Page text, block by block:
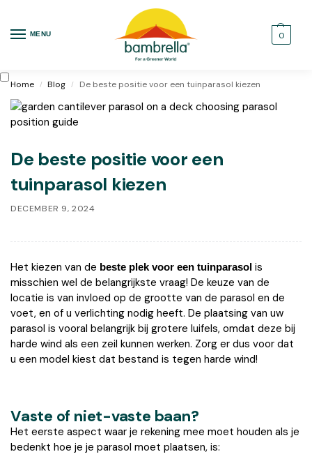
MENU 0
Home / Blog / De beste positie voor een tuinparasol kiezen
De beste positie voor een
tuinparasol kiezen
DECEMBER 9, 2024
Het kiezen van de beste plek voor een tuinparasol is
misschien wel de belangrijkste vraag! De keuze van de
locatie is van invloed op de grootte van de parasol en de
voet, en of u verlichting nodig heeft. De plaatsing van uw
parasol is vooral belangrijk bij grotere luifels, omdat deze bij
harde wind als een zeil kunnen werken. Zorg er dus voor dat
u een model kiest dat bestand is tegen harde wind!
Vaste of niet-vaste baan?
Het eerste aspect waar je rekening mee moet houden als je
bedenkt hoe je je parasol moet plaatsen, is: